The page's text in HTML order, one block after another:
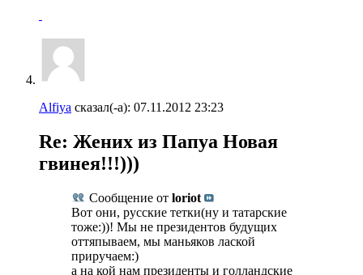
Alfiya сказал(-а): 07.11.2012 23:23
Re: Жених из Папуа Новая
гвинея!!!)))
Сообщение от loriot
Вот они, русские тетки(ну и татарские
тоже:))! Мы не президентов будущих
оттяпываем, мы маньяков лаской
приручаем:)
а на кой нам президенты и голландские